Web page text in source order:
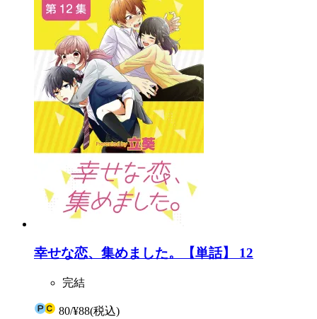
幸せな恋、集めました。【単話】 12
完結
80/¥88(税込)